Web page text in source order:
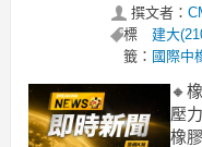
撰文者：
標
籤：
建大
國際中
🔸
壓
橡